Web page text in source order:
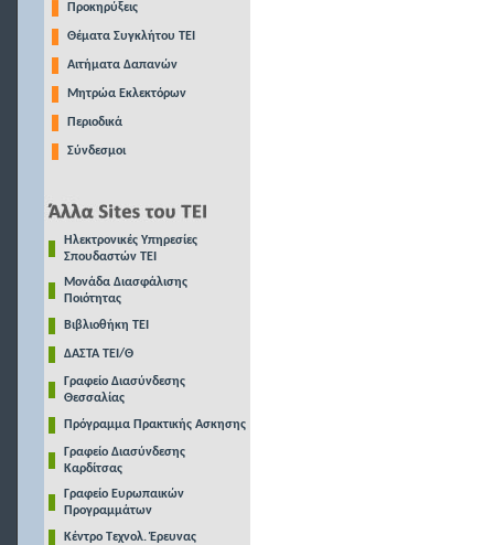
Προκηρύξεις
Θέματα Συγκλήτου ΤΕΙ
Αιτήματα Δαπανών
Μητρώα Εκλεκτόρων
Περιοδικά
Σύνδεσμοι
Ηλεκτρονικές Υπηρεσίες
Σπουδαστών ΤΕΙ
Μονάδα Διασφάλισης
Ποιότητας
Βιβλιοθήκη ΤΕΙ
ΔΑΣΤΑ ΤΕΙ/Θ
Γραφείο Διασύνδεσης
Θεσσαλίας
Πρόγραμμα Πρακτικής Ασκησης
Γραφείο Διασύνδεσης
Καρδίτσας
Γραφείο Ευρωπαικών
Προγραμμάτων
Κέντρο Τεχνολ. Έρευνας